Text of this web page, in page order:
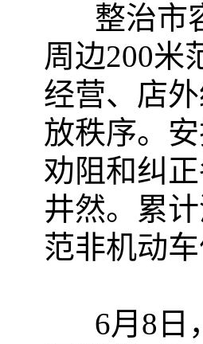
整治市
周边200米
经营、店
放秩序。
劝阻和纠
井然。累
范非机动
6月8日